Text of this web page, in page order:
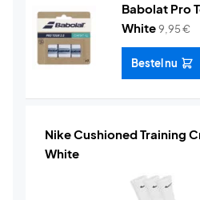
Babolat Pro
White9,95€
Bestel nu
Nike Cushioned Training
White